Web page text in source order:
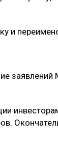
и
заявлений